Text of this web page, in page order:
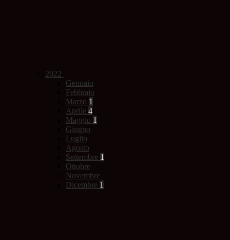
2022
Gennaio
Febbraio
Marzo 1
Aprile 4
Maggio 1
Giugno
Luglio
Agosto
Settembre 1
Ottobre
Novembre
Dicembre 1